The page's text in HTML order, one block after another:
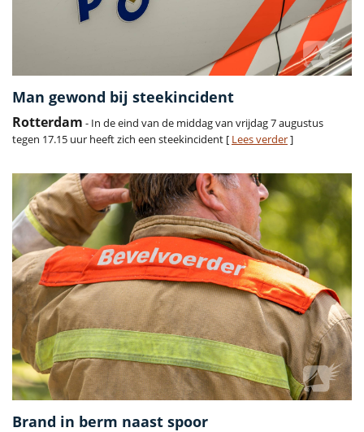
Man gewond bij steekincident
Rotterdam - In de eind van de middag van vrijdag 7 augustus
tegen 17.15 uur heeft zich een steekincident [ Lees verder]
Brand in berm naast spoor